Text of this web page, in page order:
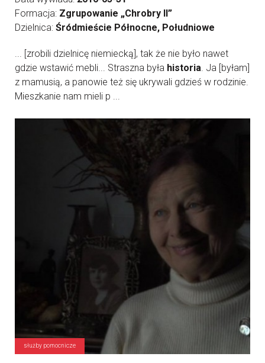
Formacja: Zgrupowanie „Chrobry II”
Dzielnica: Śródmieście Północne, Południowe
... [zrobili dzielnicę niemiecką], tak że nie było nawet
gdzie wstawić mebli... Straszna była historia. Ja [byłam]
z mamusią, a panowie też się ukrywali gdzieś w rodzinie.
Mieszkanie nam mieli p ...
służby pomocnicze